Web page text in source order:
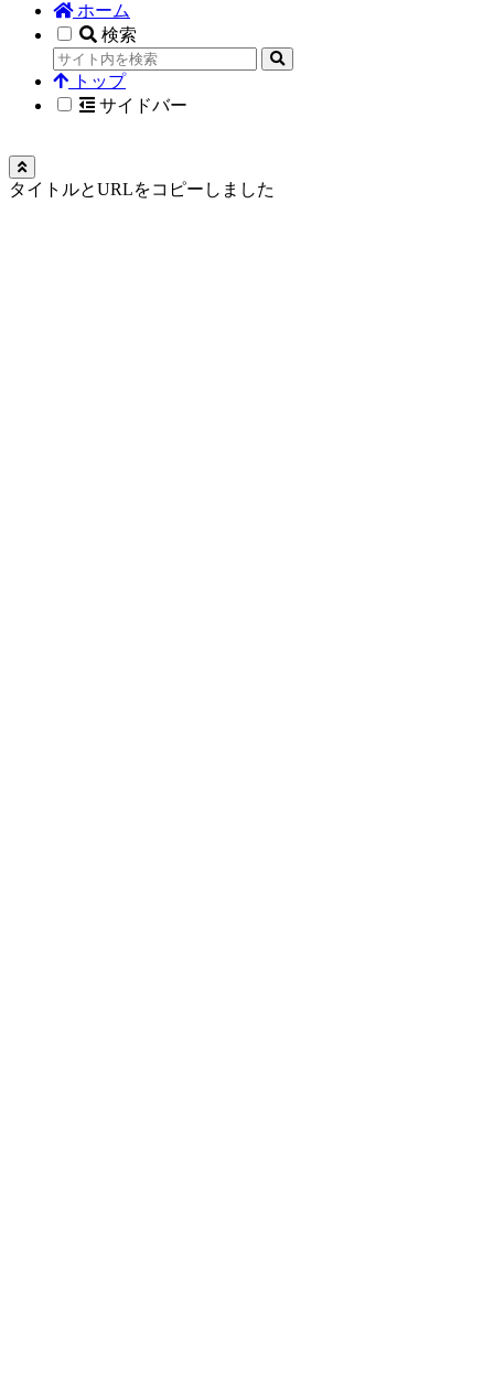
ホーム
検索
トップ
サイドバー
タイトルとURLをコピーしました